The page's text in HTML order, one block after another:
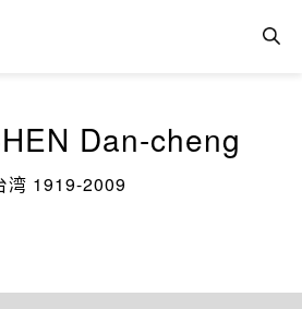
Dan-cheng
湾 1919-2009